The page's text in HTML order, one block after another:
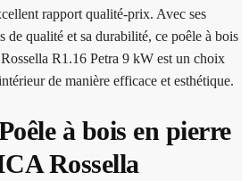
rapport qualité-prix. Avec ses
de qualité et sa durabilité, ce poêle à bois
R1.16 Petra 9 kW est un choix
de manière efficace et esthétique.
à bois en pierre
Rossella